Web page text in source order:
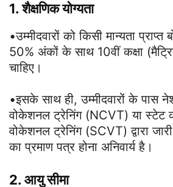
1. शैक्षणिक योग्यता
•उम्मीदवारों को किसी मान्यता
50% अंकों के साथ 10वीं कक्षा
चाहिए।
•इसके साथ ही, उम्मीदवारों के पास
वोकेशनल ट्रेनिंग (NCVT) या स्टेट
वोकेशनल ट्रेनिंग (SCVT) द्वारा
का प्रमाण पत्र होना अनिवार्य है।
2. आयु सीमा